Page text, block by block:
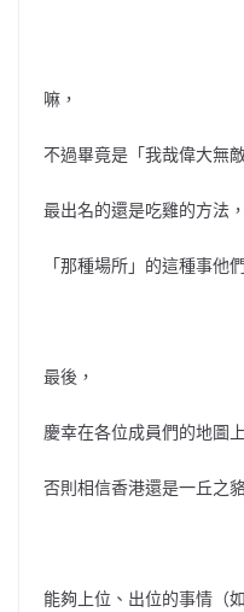
嘛，
不過畢竟是「我哉偉大無
最出名的還是吃雞的方法，
「那種場所」的這種事他
最後，
慶幸在各位成員們的地圖
否則相信香港還是一丘之
能夠上位、出位的事情（